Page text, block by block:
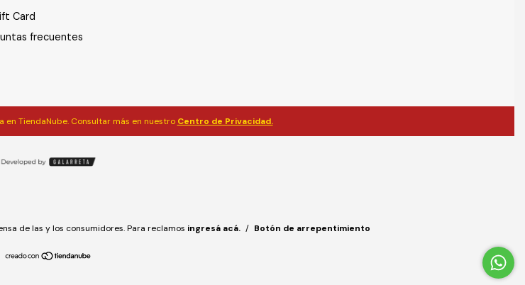
Card
frecuentes
TiendaNube. Consultar más en nuestro Centro de Privacidad.
de las y los consumidores. Para reclamos ingresá acá. / Botón de arrepentimiento